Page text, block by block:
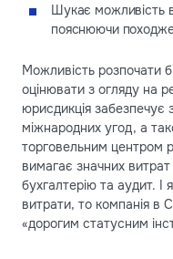
Шукає можливість
пояснюючи
Можливість розпочати
оцінювати з огляду на
юрисдикція забезпечує
міжнародних угод, а
торговельним центром
вимагає значних
бухгалтерію та аудит. І
витрати, то компанія в
«дорогим статусним